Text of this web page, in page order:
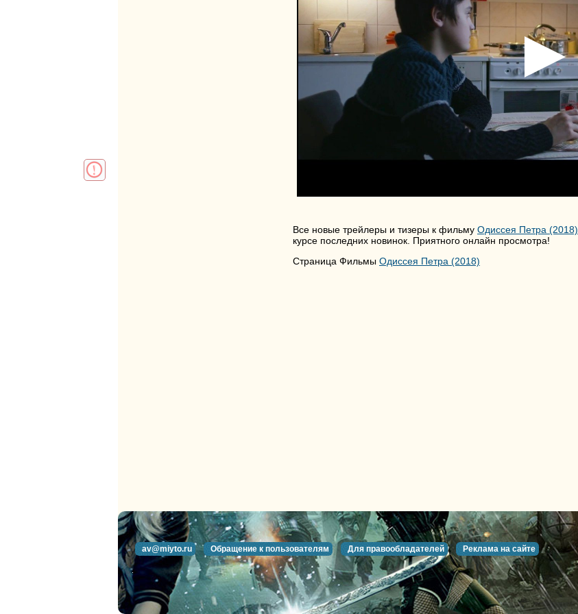
Все новые трейлеры и тизеры к фильму Одиссея Петра (2018)
курсе последних новинок. Приятного онлайн просмотра!
Страница Фильмы Одиссея Петра (2018)
av@miyto.ru Обращение к пользователям Для правообладателей Реклама на сайте